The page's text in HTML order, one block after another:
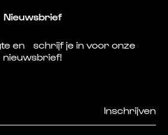
Nieuwsbrief
en schrijf je in voor onze
nieuwsbrief!